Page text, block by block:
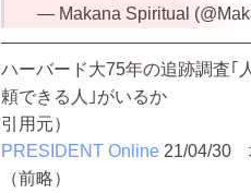
— Makana Spiritual
ハーバード大75年の追跡調査｢
頼できる人｣がいるか
引用元）
PRESIDENT Online 21/04/30
（前略）